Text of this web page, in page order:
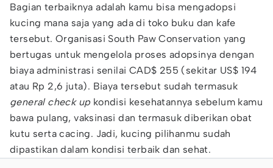
Bagian terbaiknya adalah kamu bisa mengadopsi
kucing mana saja yang ada di toko buku dan kafe
tersebut. Organisasi South Paw Conservation yang
bertugas untuk mengelola proses adopsinya dengan
biaya administrasi senilai CAD$ 255 (sekitar US$ 194
atau Rp 2,6 juta). Biaya tersebut sudah termasuk
general check up kondisi kesehatannya sebelum kamu
bawa pulang, vaksinasi dan termasuk diberikan obat
kutu serta cacing. Jadi, kucing pilihanmu sudah
dipastikan dalam kondisi terbaik dan sehat.